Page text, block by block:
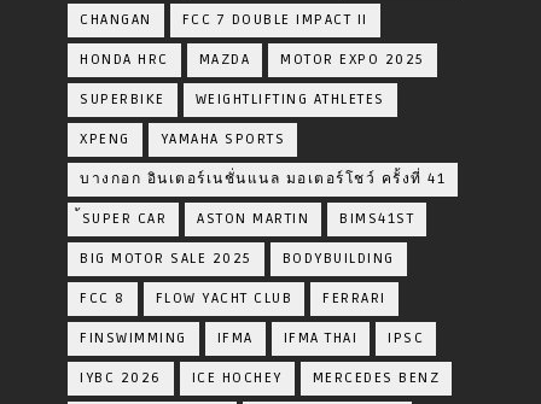
CHANGAN FCC 7 DOUBLE IMPACT II
HONDA HRC MAZDA MOTOR EXPO 2025
SUPERBIKE WEIGHTLIFTING ATHLETES
XPENG YAMAHA SPORTS
บางกอก อินเตอร์เนชั่นแนล มอเตอร์โชว์ ครั้งที่ 41
้SUPER CAR ASTON MARTIN BIMS41ST
BIG MOTOR SALE 2025 BODYBUILDING
FCC 8 FLOW YACHT CLUB FERRARI
FINSWIMMING IFMA IFMA THAI IPSC
IYBC 2026 ICE HOCHEY MERCEDES BENZ